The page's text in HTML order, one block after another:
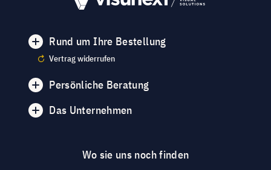
Rund um Ihre Bestellung
Vertrag widerrufen
Persönliche Beratung
Das Unternehmen
Wo sie uns noch finden